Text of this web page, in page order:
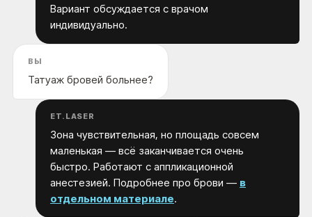
Вариант обсуждается с врачом
индивидуально.
ВЫ
Татуаж бровей больнее?
ET.LASER
Зона чувствительная, но площадь совсем
маленькая — всё заканчивается очень
быстро. Работают с аппликационной
анестезией. Подробнее про брови — в
отдельном материале.